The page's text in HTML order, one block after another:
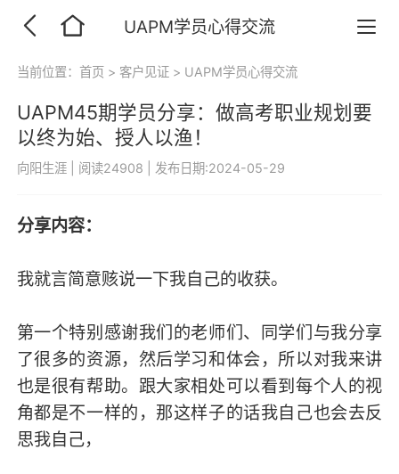
UAPM学员心得交流
当前位置：首页 > 客户见证 > UAPM学员心得交流
UAPM45期学员分享：做高考职业规划要
以终为始、授人以渔！
向阳生涯 阅读24908 发布日期:2024-05-29
分享内容：
我就言简意赅说一下我自己的收获。
第一个特别感谢我们的老师们、同学们与我分享
了很多的资源，然后学习和体会，所以对我来讲
也是很有帮助。跟大家相处可以看到每个人的视
角都是不一样的，那这样子的话我自己也会去反
思我自己，